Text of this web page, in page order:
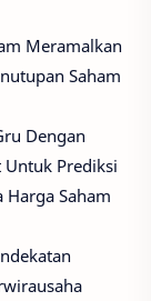
Meramalkan
Saham
Dengan
Untuk Prediksi
Harga Saham